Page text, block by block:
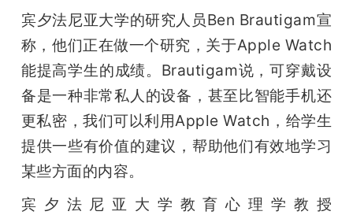
动
中
心
宾夕法尼亚大学的研究人员Ben Brautigam宣
称，他们正在做一个研究，关于Apple Watch
能提高学生的成绩。Brautigam说，可穿戴设
备是一种非常私人的设备，甚至比智能手机还
更私密，我们可以利用Apple Watch，给学生
提供一些有价值的建议，帮助他们有效地学习
某些方面的内容。
宾夕法尼亚大学教育心理学教授